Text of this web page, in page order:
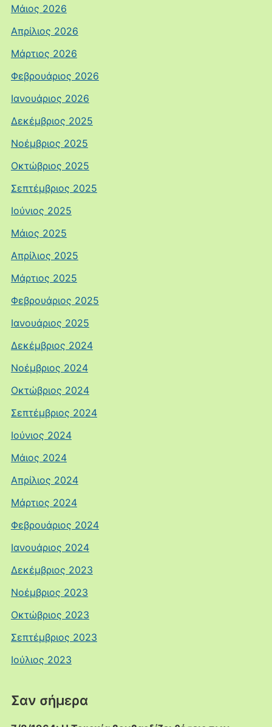
Μάιος 2026
Απρίλιος 2026
Μάρτιος 2026
Φεβρουάριος 2026
Ιανουάριος 2026
Δεκέμβριος 2025
Νοέμβριος 2025
Οκτώβριος 2025
Σεπτέμβριος 2025
Ιούνιος 2025
Μάιος 2025
Απρίλιος 2025
Μάρτιος 2025
Φεβρουάριος 2025
Ιανουάριος 2025
Δεκέμβριος 2024
Νοέμβριος 2024
Οκτώβριος 2024
Σεπτέμβριος 2024
Ιούνιος 2024
Μάιος 2024
Απρίλιος 2024
Μάρτιος 2024
Φεβρουάριος 2024
Ιανουάριος 2024
Δεκέμβριος 2023
Νοέμβριος 2023
Οκτώβριος 2023
Σεπτέμβριος 2023
Ιούλιος 2023
Σαν σήμερα